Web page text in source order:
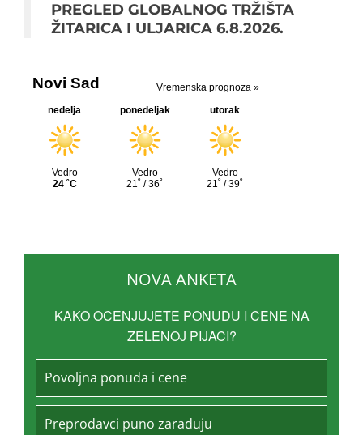
PREGLED GLOBALNOG TRŽIŠTA
ŽITARICA I ULJARICA 6.8.2026.
NOVA ANKETA
KAKO OCENJUJETE PONUDU I CENE NA
ZELENOJ PIJACI?
Povoljna ponuda i cene
Preprodavci puno zarađuju